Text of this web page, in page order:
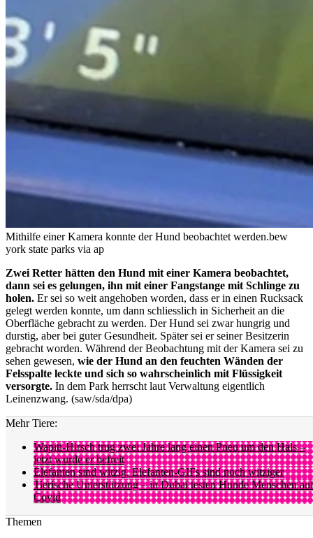
Mithilfe einer Kamera konnte der Hund beobachtet werden.bew
york state parks via ap
Zwei Retter hätten den Hund mit einer Kamera beobachtet,
dann sei es gelungen, ihn mit einer Fangstange mit Schlinge zu
holen. Er sei so weit angehoben worden, dass er in einen Rucksack
gelegt werden konnte, um dann schliesslich in Sicherheit an die
Oberfläche gebracht zu werden. Der Hund sei zwar hungrig und
durstig, aber bei guter Gesundheit. Später sei er seiner Besitzerin
gebracht worden. Während der Beobachtung mit der Kamera sei zu
sehen gewesen, wie der Hund an den feuchten Wänden der
Felsspalte leckte und sich so wahrscheinlich mit Flüssigkeit
versorgte. In dem Park herrscht laut Verwaltung eigentlich
Leinenzwang. (saw/sda/dpa)
Mehr Tiere:
Wapiti-Hirsch trug zwei Jahre lang einen Pneu um den Hals –
jetzt wurde er befreit
Elefanten sind witzig. Elefanten-GIFs sind noch witziger
Tierische Unterstützung – in Dubai testen Hunde Menschen auf
Covid
Themen